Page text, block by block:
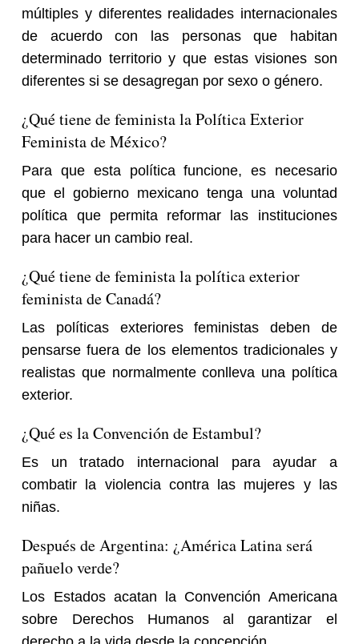
múltiples y diferentes realidades internacionales
de acuerdo con las personas que habitan
determinado territorio y que estas visiones son
diferentes si se desagregan por sexo o género.
¿Qué tiene de feminista la Política Exterior
Feminista de México?
Para que esta política funcione, es necesario
que el gobierno mexicano tenga una voluntad
política que permita reformar las instituciones
para hacer un cambio real.
¿Qué tiene de feminista la política exterior
feminista de Canadá?
Las políticas exteriores feministas deben de
pensarse fuera de los elementos tradicionales y
realistas que normalmente conlleva una política
exterior.
¿Qué es la Convención de Estambul?
Es un tratado internacional para ayudar a
combatir la violencia contra las mujeres y las
niñas.
Después de Argentina: ¿América Latina será
pañuelo verde?
Los Estados acatan la Convención Americana
sobre Derechos Humanos al garantizar el